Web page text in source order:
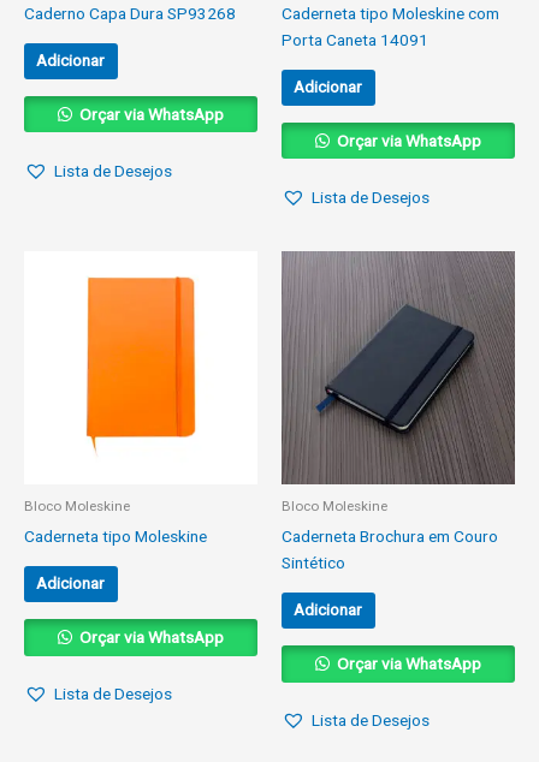
Caderno Capa Dura SP93268
Adicionar
Orçar via WhatsApp
Lista de Desejos
Caderneta tipo Moleskine com
Porta Caneta 14091
Adicionar
Orçar via WhatsApp
Lista de Desejos
Bloco Moleskine
Caderneta tipo Moleskine
Adicionar
Orçar via WhatsApp
Lista de Desejos
Bloco Moleskine
Caderneta Brochura em Couro
Sintético
Adicionar
Orçar via WhatsApp
Lista de Desejos